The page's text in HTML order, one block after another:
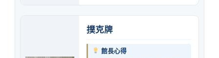
撲克牌
館長心得